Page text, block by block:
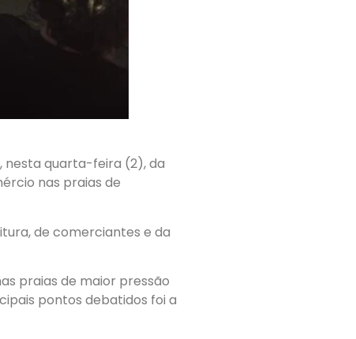
nesta quarta-feira (2), da
nas praias de
de comerciantes e da
praias de maior pressão
pontos debatidos foi a